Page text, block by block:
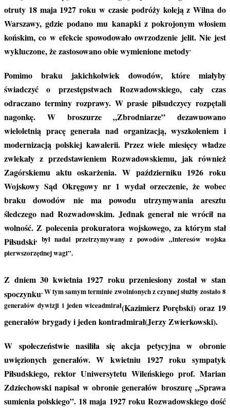
otruty 18 maja 1927 roku w czasie podróży koleją z Wilna do
Warszawy, gdzie podano mu kanapki z pokrojonym włosiem
końskim, co w efekcie spowodowało owrzodzenie jelit. Nie jest
wykluczone, że zastosowano obie wymienione metody.
Pomimo braku jakichkolwiek dowodów, które miałyby
świadczyć o przestępstwach Rozwadowskiego, cały czas
odraczano terminy rozprawy. W prasie piłsudczycy rozpętali
nagonkę. W broszurze „Zbrodniarze” dezawuowano
wieloletnią pracę generała nad organizacją, wyszkoleniem i
modernizacją polskiej kawalerii. Przez wiele miesięcy władze
zwlekały z przedstawieniem Rozwadowskiemu, jak również
Zagórskiemu aktu oskarżenia. W październiku 1926 roku
Wojskowy Sąd Okręgowy nr 1 wydał orzeczenie, że wobec
braku dowodów nie ma powodu utrzymywania aresztu
śledczego nad Rozwadowskim. Jednak generał nie wrócił na
wolność. Z polecenia prokuratora wojskowego, za którym stał
Piłsudski, był nadal przetrzymywany z powodów „interesów wojska
pierwszorzędnej wagi”.
Z dniem 30 kwietnia 1927 roku przeniesiony został w stan
spoczynku. W tym samym terminie zwolnionych z czynnej służby zostało 8
generałów dywizji i jeden wiceadmirał(Kazimierz Porębski) oraz 19
generałów brygady i jeden kontradmirał(Jerzy Zwierkowski).
W społeczeństwie nasiliła się akcja petycyjna w obronie
uwięzionych generałów. W kwietniu 1927 roku sympatyk
Piłsudskiego, rektor Uniwersytetu Wileńskiego prof. Marian
Zdziechowski napisał w obronie generałów broszurę „Sprawa
sumienia polskiego”. 18 maja 1927 roku Rozwadowskiego dość